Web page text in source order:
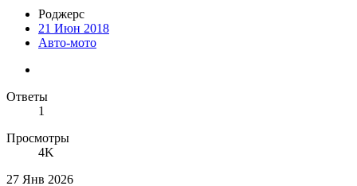
Роджерc
21 Июн 2018
Авто-мото
Ответы
1
Просмотры
4K
27 Янв 2026